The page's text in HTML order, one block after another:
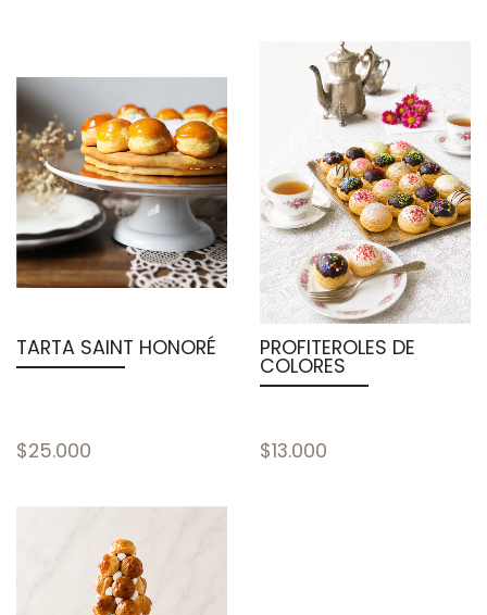
TARTA SAINT HONORÉ
$25.000
PROFITEROLES DE
COLORES
$13.000